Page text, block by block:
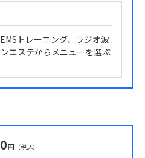
トレーニング、ラジオ波
エステからメニューを選ぶ
円 （税込）